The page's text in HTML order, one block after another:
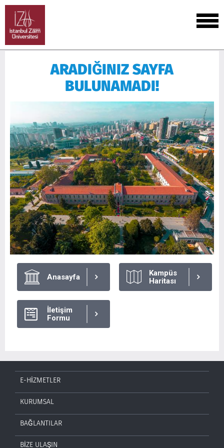
ARADIĞINIZ SAYFA
BULUNAMADI!
Anasayfa
Kampüs
Haritası
İletişim
Formu
E-HİZMETLER
KURUMSAL
BAĞLANTILAR
BİZE ULAŞIN